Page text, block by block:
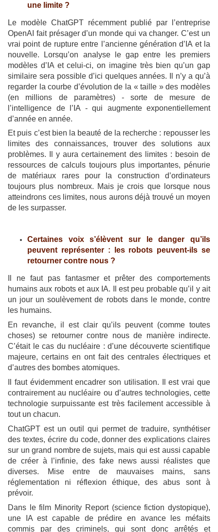
une limite ?
Le modèle ChatGPT récemment publié par l’entreprise
OpenAI fait présager d’un monde qui va changer. C’est un
vrai point de rupture entre l’ancienne génération d’IA et la
nouvelle. Lorsqu’on analyse le gap entre les premiers
modèles d’IA et celui-ci, on imagine très bien qu’un gap
similaire sera possible d’ici quelques années. Il n’y a qu’à
regarder la courbe d’évolution de la « taille » des modèles
(en millions de paramètres) - sorte de mesure de
l’intelligence de l’IA - qui augmente exponentiellement
d’année en année.
Et puis c’est bien la beauté de la recherche : repousser les
limites des connaissances, trouver des solutions aux
problèmes. Il y aura certainement des limites : besoin de
ressources de calculs toujours plus importantes, pénurie
de matériaux rares pour la construction d’ordinateurs
toujours plus nombreux. Mais je crois que lorsque nous
atteindrons ces limites, nous aurons déjà trouvé un moyen
de les surpasser.
Certaines voix s’élèvent sur le danger qu’ils
peuvent représenter : les robots peuvent-ils se
retourner contre nous ?
Il ne faut pas fantasmer et prêter des comportements
humains aux robots et aux IA. Il est peu probable qu’il y ait
un jour un soulèvement de robots dans le monde, contre
les humains.
En revanche, il est clair qu’ils peuvent (comme toutes
choses) se retourner contre nous de manière indirecte.
C’était le cas du nucléaire : d’une découverte scientifique
majeure, certains en ont fait des centrales électriques et
d’autres des bombes atomiques.
Il faut évidemment encadrer son utilisation. Il est vrai que
contrairement au nucléaire ou d’autres technologies, cette
technologie surpuissante est très facilement accessible à
tout un chacun.
ChatGPT est un outil qui permet de traduire, synthétiser
des textes, écrire du code, donner des explications claires
sur un grand nombre de sujets, mais qui est aussi capable
de créer à l’infinie, des fake news aussi réalistes que
diverses. Mise entre de mauvaises mains, sans
réglementation ni réflexion éthique, des abus sont à
prévoir.
Dans le film Minority Report (science fiction dystopique),
une IA est capable de prédire en avance les méfaits
commis par des criminels, qui sont donc arrêtés et